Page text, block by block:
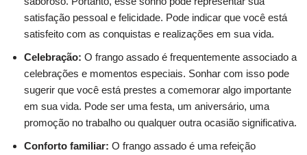
satisfação pessoal e felicidade. Pode indicar que você está
satisfeito com as conquistas e realizações em sua vida.
Celebração: O frango assado é frequentemente associado a
celebrações e momentos especiais. Sonhar com isso pode
sugerir que você está prestes a comemorar algo importante
em sua vida. Pode ser uma festa, um aniversário, uma
promoção no trabalho ou qualquer outra ocasião significativa.
Conforto familiar: O frango assado é uma refeição